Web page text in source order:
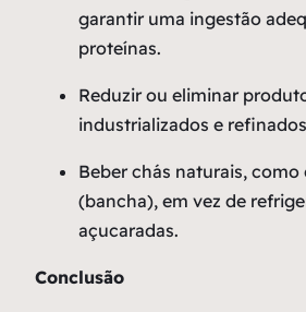
garantir uma ingestão
proteínas.
Reduzir ou eliminar
industrializados e
Beber chás naturais, como
(bancha), em vez de
açucaradas.
Conclusão